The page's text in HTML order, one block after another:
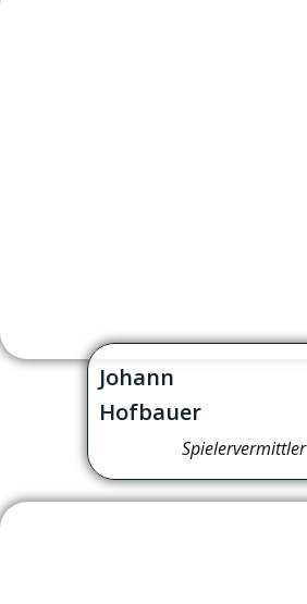
Johann
Hofbauer
Spielervermittler